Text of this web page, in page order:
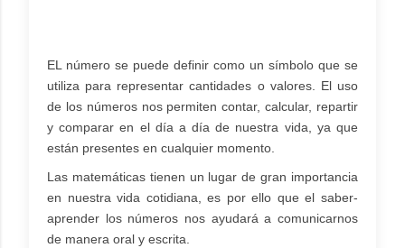
EL número se puede definir como un símbolo que se
utiliza para representar cantidades o valores. El uso
de los números nos permiten contar, calcular, repartir
y comparar en el día a día de nuestra vida, ya que
están presentes en cualquier momento.
Las matemáticas tienen un lugar de gran importancia
en nuestra vida cotidiana, es por ello que el saber-
aprender los números nos ayudará a comunicarnos
de manera oral y escrita.